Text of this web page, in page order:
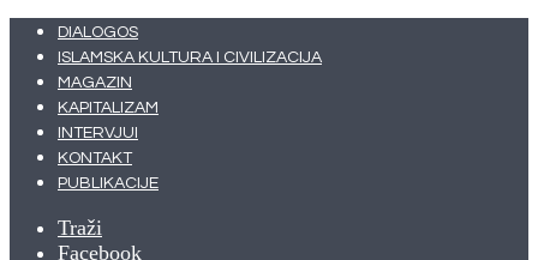
DIALOGOS
ISLAMSKA KULTURA I CIVILIZACIJA
MAGAZIN
KAPITALIZAM
INTERVJUI
KONTAKT
PUBLIKACIJE
Traži
Facebook